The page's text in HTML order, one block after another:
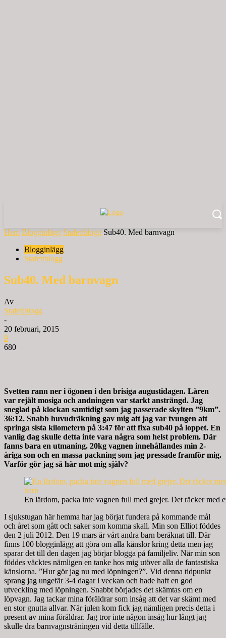
Hem Blogginlägg Stafettblogg Sub40. Med barnvagn
Blogginlägg
Stafettblogg
Sub40. Med barnvagn
Av
Stafettblogg
-
20 februari, 2015
9
680
Svetten rann ner i ögonen i den brisiga augustidagen. Låren
var rejält mosiga och andningen var starkt ansträngd. Jag
sneglad på klockan samtidigt som jag passerade skylten ”9km”.
36:12. Snabb huvudräkning gav mig att jag var tvungen att
springa sista kilometern på 3:47 för att fixa sub40 på loppet. En
vanlig dag skulle detta inte vara några som helst problem. Där
fanns bara en utmaning. 20kg vagnen innehållandes min 2-
åriga son och en massa packning som jag pressade framför mig.
Varför gör jag så här mot mig själv?
En lärdom, packa inte vagnen full med grejer. Det räcker med
I sjukstugan här hemma har jag börjat fundera på kommande mål
och året som gått och saker som komma skall. Min son Elliot föddes
den 2 juli 2012. Den 19 mars är vårt andra barn beräknat till. Där
finns 100 blogginlägg att göra om alla känslor kring detta men jag
sparar det till den dagen jag börjar blogga på familjeliv. När min son
föddes väcktes nämligen en tanke hos mig utöver alla de fantastiska
känslorna. ”Hur gör jag nu med löpningen?”. Vid denna tidpunkt
sprang jag ungefär 3-4 dagar i veckan och hade haft en god
utveckling med löpningen. Snabbt börjades det skämtas om en
löpvagn. Jag tackar mina föräldrar som insåg att det var skämt med
en stor gnutta allvar. När julen kom fick jag nämligen precis detta i
present av mina föräldrar. Jag tror inte någon insåg hur långt jag
skulle dra barnvagnsträningen vid detta tillfälle.